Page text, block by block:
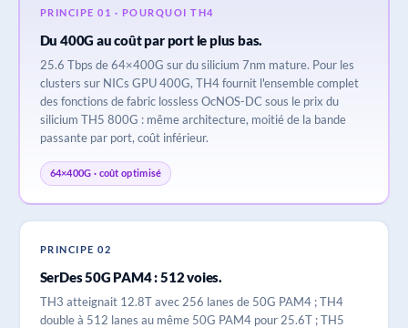
PRINCIPE 01 · POURQUOI TH4
Du 400G au coût par port le plus bas.
25.6 Tbps de 64×400G sur du silicium 7nm mature. Pour les
clusters sur NICs GPU 400G, TH4 fournit l'ensemble complet
des fonctions de fabric lossless OcNOS-DC sous le prix du
silicium TH5 800G : même architecture, moitié de la bande
passante par port, coût inférieur.
64×400G · coût optimisé
PRINCIPE 02
SerDes 50G PAM4 : 512 voies.
TH3 atteignait 12.8T avec 256 lanes de 50G PAM4 ; TH4
double à 512 lanes au même 50G PAM4 pour 25.6T ; TH5